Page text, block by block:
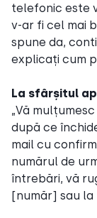
telefonic este
v-ar fi cel mai
spune da,
explicați cum
La sfârșitul
„Vă
după ce
mail cu
numărul de
întrebări, vă
[număr] sau la